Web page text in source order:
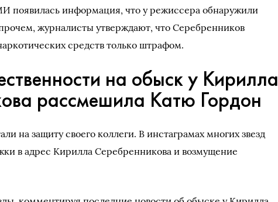
появилась информация, что у режиссера обнаружили
журналисты утверждают, что Серебренников
средств только штрафом.
на обыск у Кирилла
рассмешила Катю Гордон
на защиту своего коллеги. В инстаграмах многих звезд
в адрес Кирилла Серебренникова и возмущение